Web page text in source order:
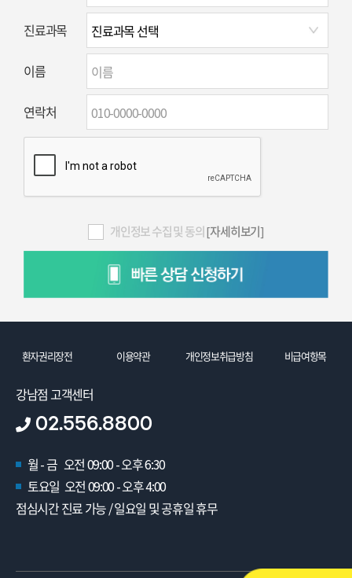
진료과목
이름
연락처
개인정보 수집 및 동의[자세히보기]
환자권리장전 이용약관 개인정보취급방침 비급여항목
강남점 고객센터
02.556.8800
월 - 금 오전 09:00 - 오후 6:30
토요일 오전 09:00 - 오후 4:00
점심시간 진료 가능 / 일요일 및 공휴일 휴무